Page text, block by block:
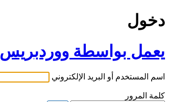
دخول
يعمل بواسطة ووردبريس
اسم المستخدم أو البريد الإلكتروني
كلمة المرور